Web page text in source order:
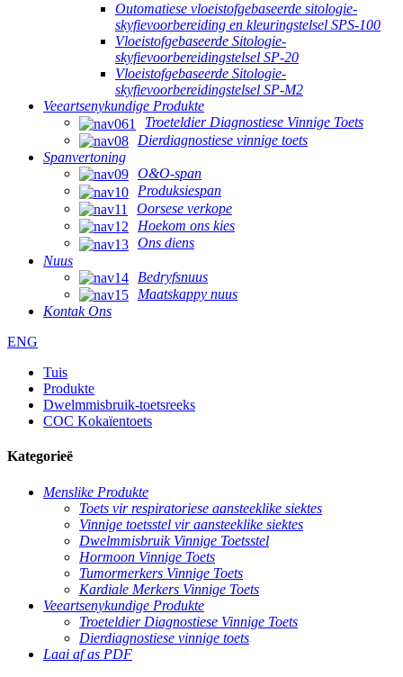
Outomatiese vloeistofgebaseerde sitologie-
skyfievoorbereiding en kleuringstelsel SPS-100
Vloeistofgebaseerde Sitologie-
skyfievoorbereidingstelsel SP-20
Vloeistofgebaseerde Sitologie-
skyfievoorbereidingstelsel SP-M2
Veeartsenykundige Produkte
Troeteldier Diagnostiese Vinnige Toets
Dierdiagnostiese vinnige toets
Spanvertoning
O&O-span
Produksiespan
Oorsese verkope
Hoekom ons kies
Ons diens
Nuus
Bedryfsnuus
Maatskappy nuus
Kontak Ons
ENG
Tuis
Produkte
Dwelmmisbruik-toetsreeks
COC Kokaïentoets
Kategorieë
Menslike Produkte
Toets vir respiratoriese aansteeklike siektes
Vinnige toetsstel vir aansteeklike siektes
Dwelmmisbruik Vinnige Toetsstel
Hormoon Vinnige Toets
Tumormerkers Vinnige Toets
Kardiale Merkers Vinnige Toets
Veeartsenykundige Produkte
Troeteldier Diagnostiese Vinnige Toets
Dierdiagnostiese vinnige toets
Laai af as PDF